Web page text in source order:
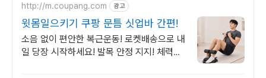
http://m.coupang.com 광고
윗몸일으키기 쿠팡 문틈 싯업바 간편!
소음 없이 편안한 복근운동! 로켓배송으로 내
일 당장 시작하세요! 발목 안정 지지! 체력시